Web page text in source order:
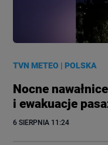
TVN METEO |POLSKA
Nocne
i ewakuacje
6 SIERPNIA 11:24